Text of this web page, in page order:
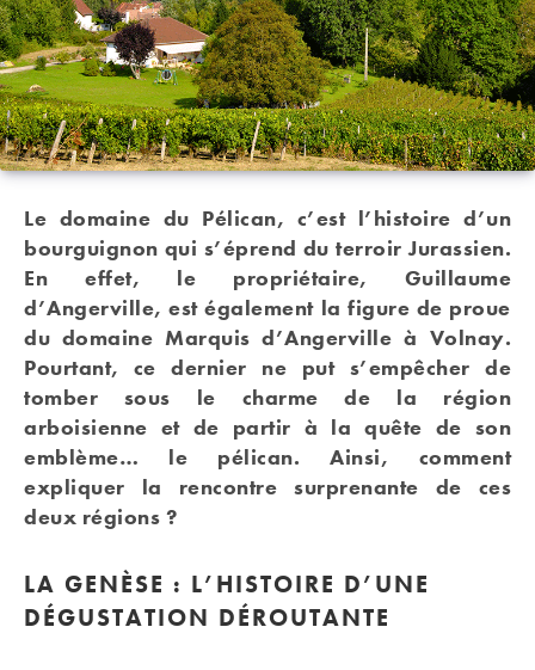
Le domaine du Pélican, c’est l’histoire d’un
bourguignon qui s’éprend du terroir Jurassien.
En effet, le propriétaire, Guillaume
d’Angerville, est également la figure de proue
du domaine Marquis d’Angerville à Volnay.
Pourtant, ce dernier ne put s’empêcher de
tomber sous le charme de la région
arboisienne et de partir à la quête de son
emblème… le pélican. Ainsi, comment
expliquer la rencontre surprenante de ces
deux régions ?
LA GENÈSE : L’HISTOIRE D’UNE
DÉGUSTATION DÉROUTANTE